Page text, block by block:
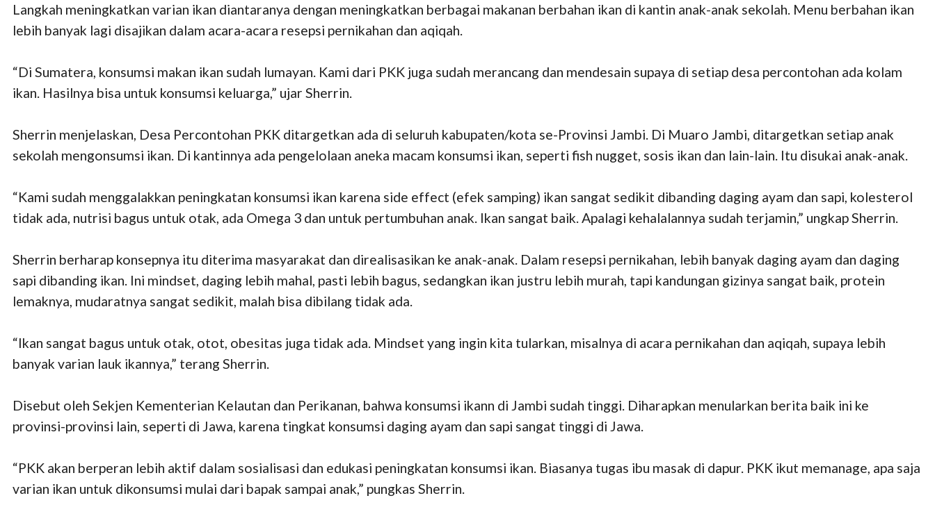
Langkah meningkatkan varian ikan diantaranya dengan meningkatkan berbagai makanan berbahan ikan di kantin anak-anak sekolah. Menu berbahan ikan
lebih banyak lagi disajikan dalam acara-acara resepsi pernikahan dan aqiqah.
“Di Sumatera, konsumsi makan ikan sudah lumayan. Kami dari PKK juga sudah merancang dan mendesain supaya di setiap desa percontohan ada kolam
ikan. Hasilnya bisa untuk konsumsi keluarga,” ujar Sherrin.
Sherrin menjelaskan, Desa Percontohan PKK ditargetkan ada di seluruh kabupaten/kota se-Provinsi Jambi. Di Muaro Jambi, ditargetkan setiap anak
sekolah mengonsumsi ikan. Di kantinnya ada pengelolaan aneka macam konsumsi ikan, seperti fish nugget, sosis ikan dan lain-lain. Itu disukai anak-anak.
“Kami sudah menggalakkan peningkatan konsumsi ikan karena side effect (efek samping) ikan sangat sedikit dibanding daging ayam dan sapi, kolesterol
tidak ada, nutrisi bagus untuk otak, ada Omega 3 dan untuk pertumbuhan anak. Ikan sangat baik. Apalagi kehalalannya sudah terjamin,” ungkap Sherrin.
Sherrin berharap konsepnya itu diterima masyarakat dan direalisasikan ke anak-anak. Dalam resepsi pernikahan, lebih banyak daging ayam dan daging
sapi dibanding ikan. Ini mindset, daging lebih mahal, pasti lebih bagus, sedangkan ikan justru lebih murah, tapi kandungan gizinya sangat baik, protein
lemaknya, mudaratnya sangat sedikit, malah bisa dibilang tidak ada.
“Ikan sangat bagus untuk otak, otot, obesitas juga tidak ada. Mindset yang ingin kita tularkan, misalnya di acara pernikahan dan aqiqah, supaya lebih
banyak varian lauk ikannya,” terang Sherrin.
Disebut oleh Sekjen Kementerian Kelautan dan Perikanan, bahwa konsumsi ikann di Jambi sudah tinggi. Diharapkan menularkan berita baik ini ke
provinsi-provinsi lain, seperti di Jawa, karena tingkat konsumsi daging ayam dan sapi sangat tinggi di Jawa.
“PKK akan berperan lebih aktif dalam sosialisasi dan edukasi peningkatan konsumsi ikan. Biasanya tugas ibu masak di dapur. PKK ikut memanage, apa saja
varian ikan untuk dikonsumsi mulai dari bapak sampai anak,” pungkas Sherrin.